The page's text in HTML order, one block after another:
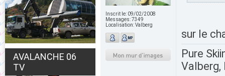
AVALANCHE 06
TV
Inscrit le: 09/02/2008
Messages:7349
Localisation:Valberg
sur le
Pure
Valberg,